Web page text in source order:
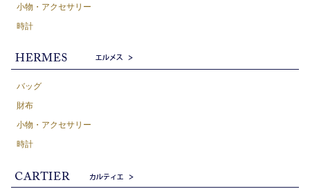
小物・アクセサリー
時計
バッグ
財布
小物・アクセサリー
時計